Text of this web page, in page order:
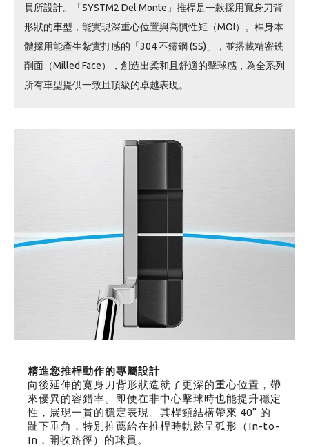
員所設計。「SYSTM2 Del Monte」推桿是一款採用寬身刀背
形狀的車型，能實現深重心位置與高慣性矩（MOI）。桿身本
體採用能產生紮實打感的「304 不鏽鋼 (SS)」，並搭載精密銑
削面（Milled Face），創造出柔和且舒適的擊球感，為全系列
所有車型提供一致且頂級的卓越表現。
精進您推桿動作的專屬設計
向後延伸的寬身刀背形狀造就了更深的重心位置，帶
來優異的容錯率。即便在非中心擊球時也能提升穩定
性，展現一貫的穩定表現。其桿頸結構帶來 40° 的
趾下垂角，特別推薦給在推桿時軌跡呈弧形（In-to-
In，開收路徑）的球員。